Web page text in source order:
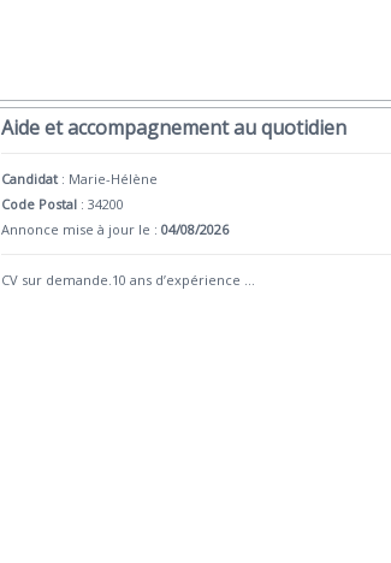
Aide et accompagnement au quotidien
Candidat : Marie-Hélène
Code Postal : 34200
Annonce mise à jour le :04/08/2026
CV sur demande.10 ans d’expérience ...